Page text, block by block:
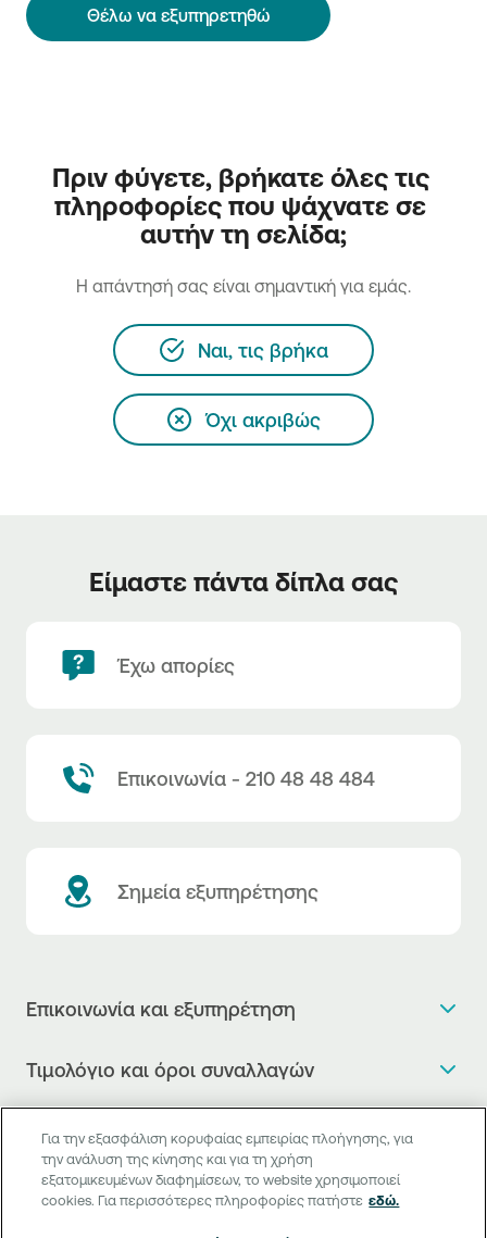
Θέλω να εξυπηρετηθώ
Πριν φύγετε, βρήκατε όλες τις
πληροφορίες που ψάχνατε σε
αυτήν τη σελίδα;
H απάντησή σας είναι σημαντική για εμάς.
Ναι, τις βρήκα
Όχι ακριβώς
Είμαστε πάντα δίπλα σας
Έχω απορίες
Επικοινωνία - 210 48 48 484
Σημεία εξυπηρέτησης
Επικοινωνία και εξυπηρέτηση
Η νέα Ψηφιακή Εποχή στις συναλλαγές, έφτασε!
Θέλω να μιλήσω με Corporate Transaction Banking
Officer
Τιμολόγιο και όροι συναλλαγών
Τιμολόγιο της Τράπεζας
Δελτίο τιμών συναλλάγματος
Δελτίο πληροφόρησης περί τελών
Χρήσιμοι σύνδεσμοι
Συχνές ερωτήσεις
Κανονιστική Συμμόρφωση
Digital Banking
Για την εξασφάλιση κορυφαίας εμπειρίας πλοήγησης, για
την ανάλυση της κίνησης και για τη χρήση
εξατομικευμένων διαφημίσεων, το website χρησιμοποιεί
cookies. Για περισσότερες πληροφορίες πατήστε εδώ.